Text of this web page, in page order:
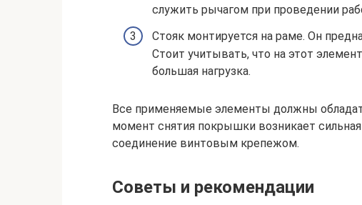
служить рычагом при проведении
Стояк монтируется на раме. Он
Стоит учитывать, что на этот
большая нагрузка.
Все применяемые элементы должны
момент снятия покрышки возникает
соединение винтовым крепежом.
Советы и рекомендации